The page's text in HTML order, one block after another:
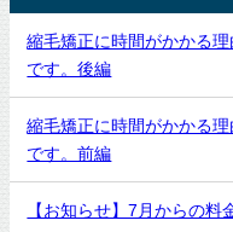
縮毛矯正に時間がかかる
です。後編
縮毛矯正に時間がかかる
です。前編
【お知らせ】7月からの料